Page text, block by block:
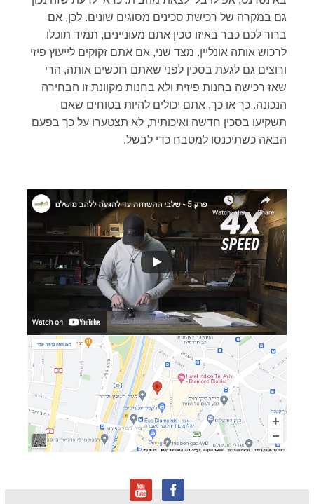
גם במקרה של רכישת סכינים מסוגים שונים. לכן, אם
ברור לכם כבר באיזו סכין אתם מעוניינים, תמיד תוכלו
לרכוש אותה אונליין. מצד שני, אם אתם זקוקים לייעוץ פיזי
ורוצים גם לגעת בסכין לפני שאתם רוכשים אותה, הרי
שאז רכישה בחנות פיזית ולא בחנות מקוונת זו הבחירה
הנכונה. כך או כך, אתם יכולים להיות בטוחים שאם
תשקיעו בסכין חדשה ואיכותית, לא תצטערו על כך בפעם
הבאה כשתיכנסו למטבח כדי לבשל.